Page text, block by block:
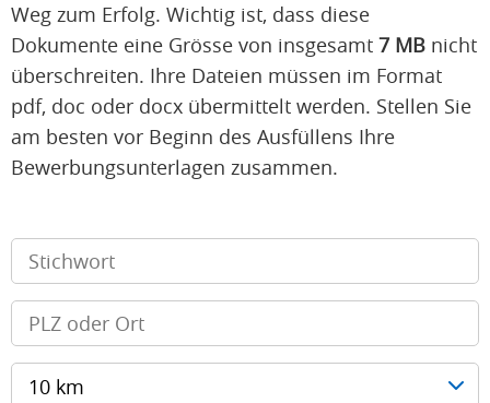
Weg zum Erfolg. Wichtig ist, dass diese
Dokumente eine Grösse von insgesamt 7 MB nicht
überschreiten. Ihre Dateien müssen im Format
pdf, doc oder docx übermittelt werden. Stellen Sie
am besten vor Beginn des Ausfüllens Ihre
Bewerbungsunterlagen zusammen.
10 km